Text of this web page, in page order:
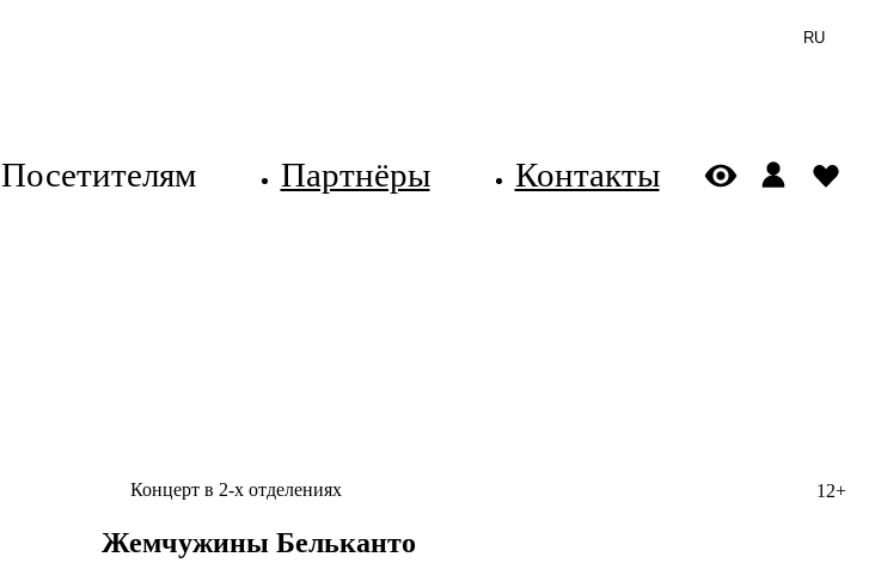
RU
Посетителям Партнёры Контакты
Концерт в 2-х отделениях 12+
Жемчужины Бельканто